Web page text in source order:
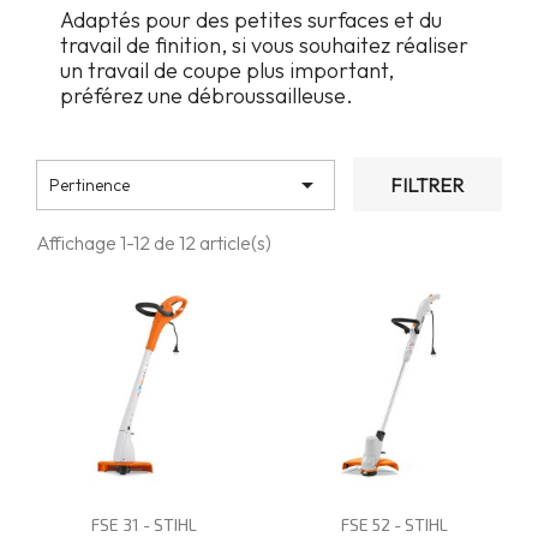
Adaptés pour des petites surfaces et du
travail de finition, si vous souhaitez réaliser
un travail de coupe plus important,
préférez une débroussailleuse.
Pertinence  FILTRER
Affichage 1-12 de 12 article(s)
Vue rapide
FSE 31 - STIHL Vue rapide
FSE 52 - STIHL